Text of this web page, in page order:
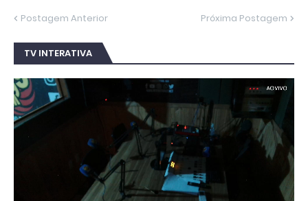
Postagem Anterior Próxima Postagem
TV INTERATIVA